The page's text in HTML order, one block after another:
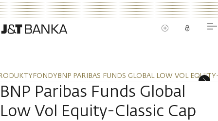
FONDYBNP PARIBAS FUNDS GLOBAL LOW VOL
BNP Paribas Funds Global
Low Vol Equity-Classic Cap